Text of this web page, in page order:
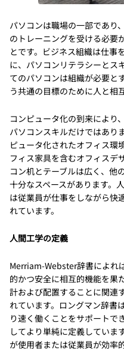
パソコンは職場の一部であり
のトレーニングを受ける必要
とです。ビジネス組織は仕事
に、パソコンリテラシーとス
てのパソコンは組織が必要と
う共通の目標のために人と相
コンピュータ化の到来により
パソコンスキルだけではあり
ピュータ化されたオフィス環
フィス家具を含むオフィスデ
コン机とテーブルは広く、他
十分なスペースがあります。
は従業員が仕事をしながら快
れています。
人間工学の定義
Merriam-Webster辞書によれ
的かつ安全に相互的機能を果
計および配置することに関連
れています。ロングマン辞書
り速く働くことをサポートで
してより単純に定義していま
が使用者または従業員が効率